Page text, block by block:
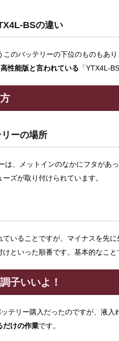
BSの違い
このバッテリーの下位のものもあ
高性能版と言われている 「YTX4L-
ーの場所
は、メットインのなかにフタがあ
ズが取り付けられています。
ていることですが、マイナスを先
けといった順番です。基本的なこと
子いいよ！
テリー購入だったのですが、液
だけの作業です。